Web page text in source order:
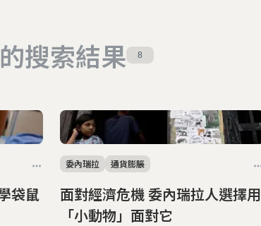
的搜索結果 8
面對經濟危機 委內瑞拉人選擇用
「小動物」面對它
委內瑞拉 通貨膨脹